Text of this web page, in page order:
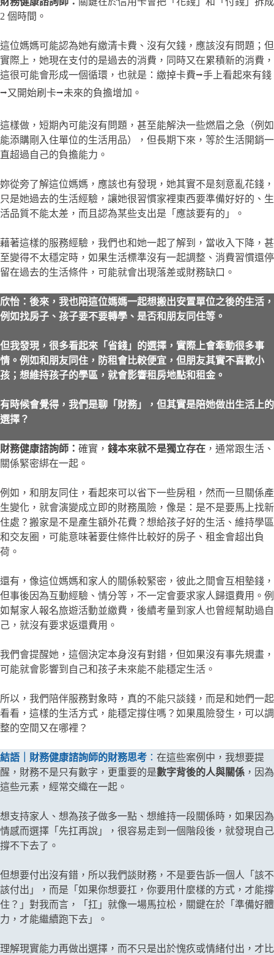
2 個時間。
這位媽媽可能認為她有繳清卡費、沒有欠錢，應該沒有問題；但
實際上，她現在支付的是過去的消費，同時又在累積新的消費，
這很可能會形成一個循環，也就是：繳掉卡費⭢手上看起來有錢
⭢又開始刷卡⭢未來的負擔增加。
這樣做，短期內可能沒有問題，甚至能解決一些燃眉之急（例如
能添購剛入住單位的生活用品），但長期下來，等於生活開銷一
直超過自己的負擔能力。
妳從旁了解這位媽媽，應該也有發現，她其實不是刻意亂花錢，
只是她過去的生活經驗，讓她很習慣家裡東西要準備好好的、生
活品質不能太差，而且認為某些支出是「應該要有的」。
藉著這樣的服務經驗，我們也和她一起了解到，當收入下降，甚
至變得不太穩定時，如果生活標準沒有一起調整、消費習慣還停
留在過去的生活條件，可能就會出現落差或財務缺口。
欣怡：後來，我也陪這位媽媽一起想搬出安置單位之後的生活，
例如找房子、孩子要不要轉學、是否和朋友同住等。
但我發現，很多看起來「省錢」的選擇，實際上會牽動很多事
情。例如和朋友同住，防租會比較便宜，但朋友其實不喜歡小
孩；想維持孩子的學區，就會影響租房地點和租金。
有時候會覺得，我們是聊「財務」，但其實是陪她做出生活上的
選擇？
財務健康諮詢師： 確實， 錢本來就不是獨立存在 ，通常跟生活、
關係緊密綁在一起。
例如，和朋友同住，看起來可以省下一些房租，然而一旦關係產
生變化，就會演變成立即的財務風險，像是：是不是要馬上找新
住處？搬家是不是產生額外花費？想給孩子好的生活、維持學區
和交友圈，可能意味著要住條件比較好的房子、租金會超出負
荷。
還有，像這位媽媽和家人的關係較緊密，彼此之間會互相墊錢，
但事後因為互動經驗、情分等，不一定會要求家人歸還費用。例
如幫家人報名旅遊活動並繳費，後續考量到家人也曾經幫助過自
己，就沒有要求返還費用。
我們會提醒她，這個決定本身沒有對錯，但如果沒有事先規畫，
可能就會影響到自己和孩子未來能不能穩定生活。
所以，我們陪伴服務對象時，真的不能只談錢，而是和她們一起
看看，這樣的生活方式，能穩定撐住嗎？如果風險發生，可以調
整的空間又在哪裡？
結語｜財務健康諮詢師的財務思考 ： 在這些案例中，我想要提
醒，財務不是只有數字，更重要的是數字背後的人與關係 ，因為
這些元素，經常交織在一起。
想支持家人、想為孩子做多一點、想維持一段關係時，如果因為
情感而選擇「先扛再說」，很容易走到一個階段後，就發現自己
撐不下去了。
但想要付出沒有錯，所以我們談財務，不是要告訴一個人「該不
該付出」，而是「如果你想要扛，你要用什麼樣的方式，才能撐
住？」對我而言，「扛」就像一場馬拉松，關鍵在於「準備好體
力，才能繼續跑下去」。
理解現實能力再做出選擇，而不只是出於愧疚或情緒付出，才比